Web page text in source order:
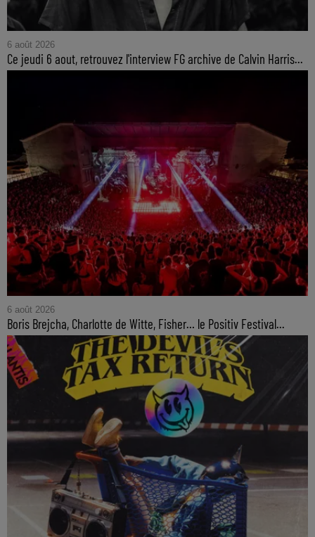
6 août 2026
Ce jeudi 6 aout, retrouvez l'interview FG archive de Calvin Harris...
6 août 2026
Boris Brejcha, Charlotte de Witte, Fisher… le Positiv Festival...